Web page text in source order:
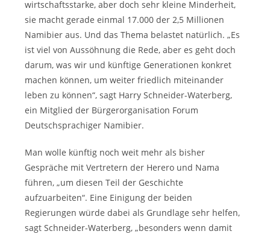
wirtschaftsstarke, aber doch sehr kleine Minderheit,
sie macht gerade einmal 17.000 der 2,5 Millionen
Namibier aus. Und das Thema belastet natürlich. „Es
ist viel von Aussöhnung die Rede, aber es geht doch
darum, was wir und künftige Generationen konkret
machen können, um weiter friedlich miteinander
leben zu können“, sagt Harry Schneider-Waterberg,
ein Mitglied der Bürgerorganisation Forum
Deutschsprachiger Namibier.
Man wolle künftig noch weit mehr als bisher
Gespräche mit Vertretern der Herero und Nama
führen, „um diesen Teil der Geschichte
aufzuarbeiten“. Eine Einigung der beiden
Regierungen würde dabei als Grundlage sehr helfen,
sagt Schneider-Waterberg, „besonders wenn damit